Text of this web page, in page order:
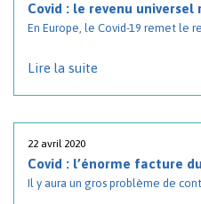
Covid : le revenu
En Europe, le Covid-19 remet le
Lire la suite
22 avril 2020
Covid : l’énorme facture
Il y aura un gros problème de